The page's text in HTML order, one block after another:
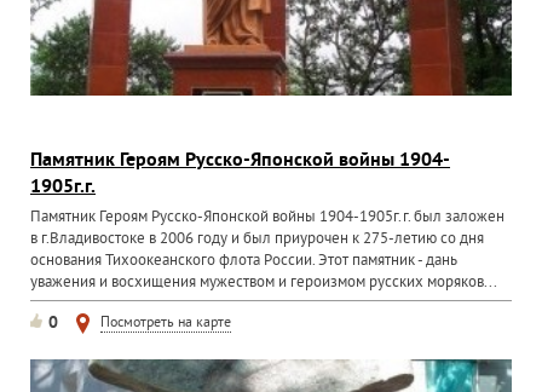
Памятник Героям Русско-Японской войны 1904-
1905г.г.
Памятник Героям Русско-Японской войны 1904-1905г.г. был заложен
в г.Владивостоке в 2006 году и был приурочен к 275-летию со дня
основания Тихоокеанского флота России. Этот памятник - дань
уважения и восхищения мужеством и героизмом русских моряков...
0 Посмотреть на карте